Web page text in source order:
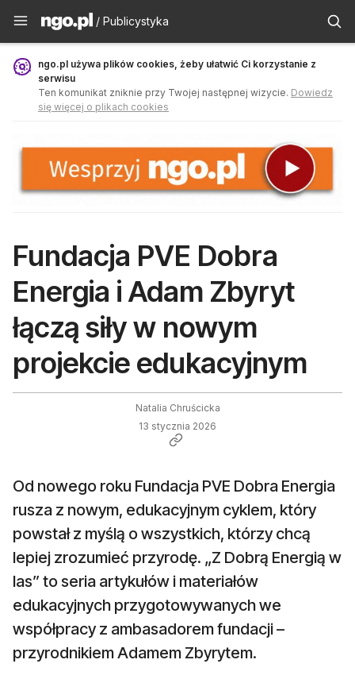
Publicystyka - ngo.pl
/ Publicystyka
ngo.pl używa plików cookies, żeby ułatwić Ci korzystanie z
serwisu
Ten komunikat zniknie przy Twojej następnej wizycie. Dowiedz
się więcej o plikach cookies
Fundacja PVE Dobra
Energia i Adam Zbyryt
łączą siły w nowym
projekcie edukacyjnym
Natalia Chruścicka
13 stycznia 2026
Od nowego roku Fundacja PVE Dobra Energia
rusza z nowym, edukacyjnym cyklem, który
powstał z myślą o wszystkich, którzy chcą
lepiej zrozumieć przyrodę. „Z Dobrą Energią w
las” to seria artykułów i materiałów
edukacyjnych przygotowywanych we
współpracy z ambasadorem fundacji –
przyrodnikiem Adamem Zbyrytem.